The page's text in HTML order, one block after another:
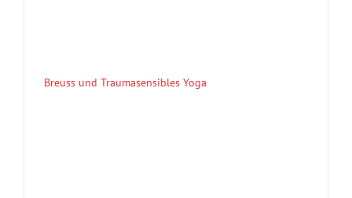
Breuss und Traumasensibles Yoga